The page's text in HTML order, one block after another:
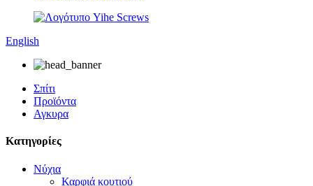
English
Σπίτι
Προϊόντα
Αγκυρα
Κατηγορίες
Νύχια
Καρφιά κουτιού